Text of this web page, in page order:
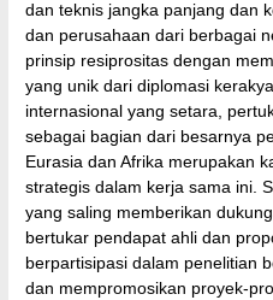
dan teknis jangka panjang dan
dan perusahaan dari berbagai
prinsip resiprositas dengan
yang unik dari diplomasi
internasional yang setara,
sebagai bagian dari besarnya
Eurasia dan Afrika merupakan
strategis dalam kerja sama ini.
yang saling memberikan
bertukar pendapat ahli dan
berpartisipasi dalam penelitian
dan mempromosikan proyek-